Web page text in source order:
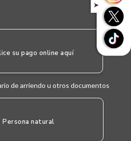
su pago online aquí
de arriendo u otros documentos
Persona natural
➤